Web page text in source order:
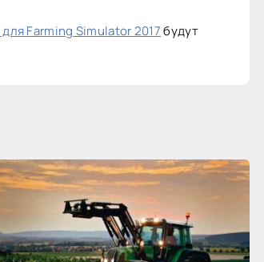
Farming Simulator 2017будут